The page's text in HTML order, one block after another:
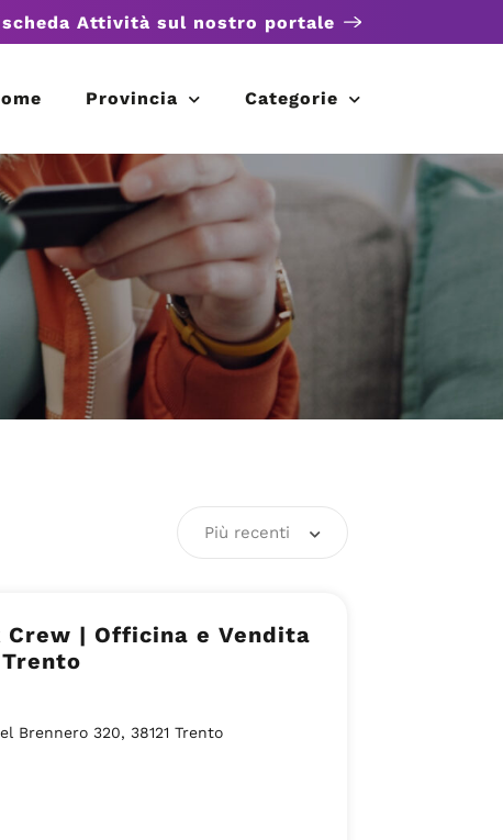
Attività sul nostro portale
Provincia Categorie
Più recenti
Crew | Officina e Vendita
Brennero 320, 38121 Trento